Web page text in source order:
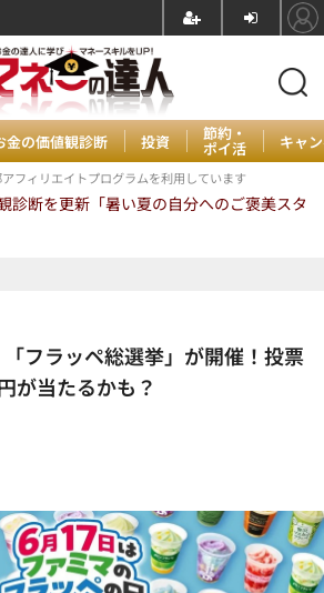
金の価値観診断 投資 節約・
ポイ活 キャ
フィリエイトプログラムを利用しています
診断を更新「暑い夏の自分へのご褒美スタ
フラッペ総選挙」が開催！投票
が当たるかも？